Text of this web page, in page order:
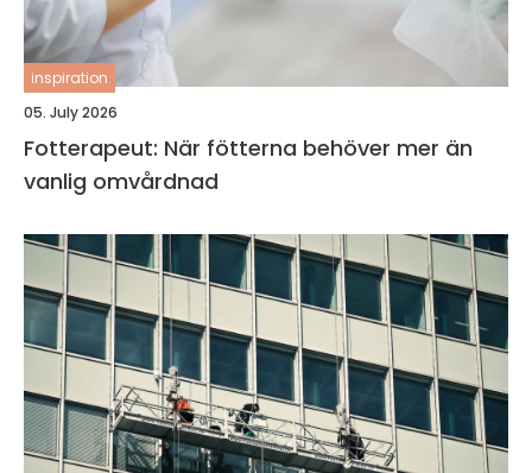
inspiration
05. July 2026
Fotterapeut: När fötterna behöver mer än
vanlig omvårdnad